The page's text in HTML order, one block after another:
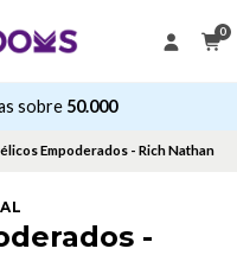
0
50.000
Empoderados - Rich Nathan
-